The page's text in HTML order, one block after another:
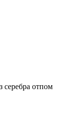
отпом